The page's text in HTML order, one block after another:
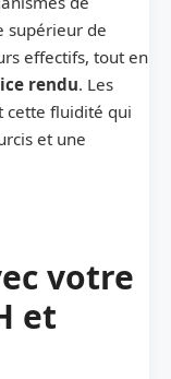
supérieur de
effectifs, tout en
rendu. Les
cette fluidité qui
et une
votre
et